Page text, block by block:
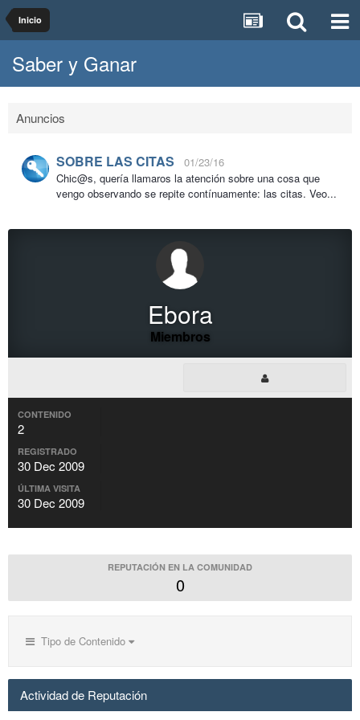
Inicio
Saber y Ganar
Anuncios
SOBRE LAS CITAS
01/23/16
Chic@s, quería llamaros la atención sobre una cosa que
vengo observando se repite contínuamente: las citas. Veo...
Ebora
Miembros
CONTENIDO
2
REGISTRADO
30 Dec 2009
ÚLTIMA VISITA
30 Dec 2009
REPUTACIÓN EN LA COMUNIDAD
0
Tipo de Contenido
Actividad de Reputación